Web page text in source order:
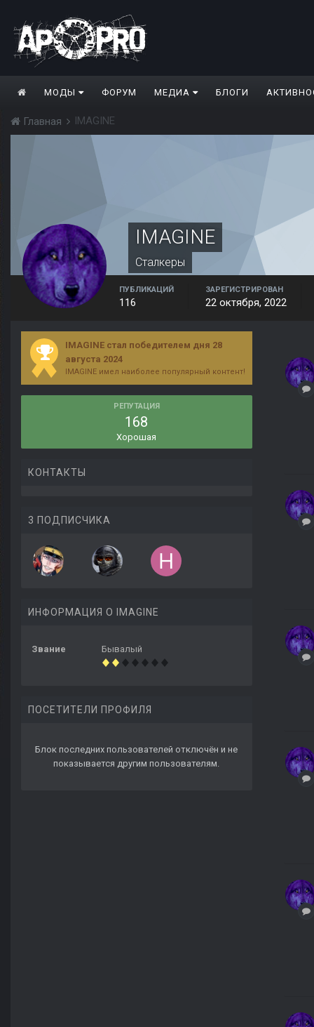
МОДЫ ФОРУМ МЕДИА БЛОГИ
Главная IMAGINE
IMAGINE
Сталкеры
ПУБЛИКАЦИЙ
116
ЗАРЕГИСТРИРОВАН
22 октября, 2022
IMAGINE стал победителем дня 28
августа 2024
IMAGINE имел наиболее популярный контент!
РЕПУТАЦИЯ
168
Хорошая
КОНТАКТЫ
3 ПОДПИСЧИКА
ИНФОРМАЦИЯ О IMAGINE
Звание Бывалый
ПОСЕТИТЕЛИ ПРОФИЛЯ
Блок последних пользователей отключён и не
показывается другим пользователям.